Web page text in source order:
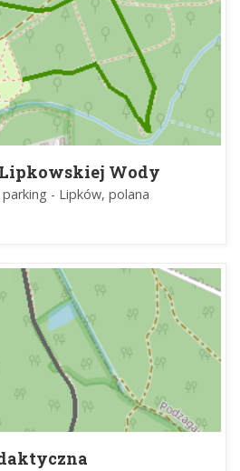
Wody
- Lipków, polana